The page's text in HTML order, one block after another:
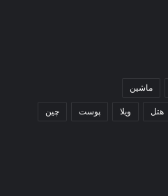
ماشین
هتل ویلا پوست چین